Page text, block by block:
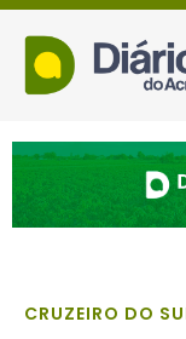
CRUZEIRO DO